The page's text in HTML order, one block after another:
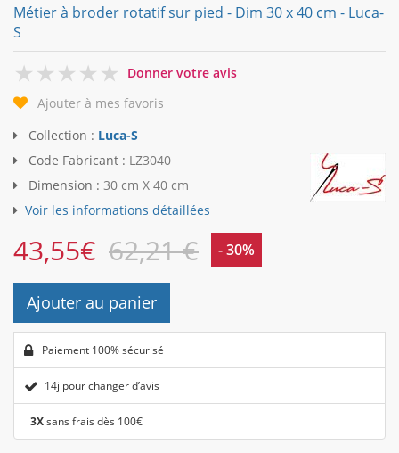
Métier à broder rotatif sur pied - Dim 30 x 40 cm - Luca-
S
0
Donner votre avis
Ajouter à mes favoris
Collection : Luca-S
Code Fabricant : LZ3040
Dimension : 30 cm X 40 cm
Voir les informations détaillées
43,55€ 62,21 € - 30%
Ajouter au panier
Paiement 100% sécurisé
14j pour changer d’avis
3Xsans frais dès 100€